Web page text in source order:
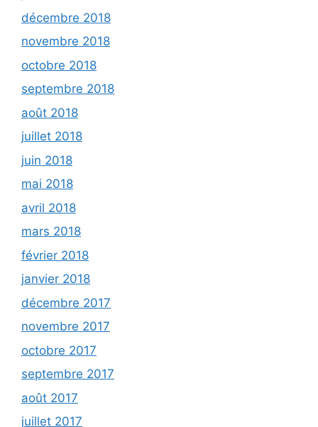
décembre 2018
novembre 2018
octobre 2018
septembre 2018
août 2018
juillet 2018
juin 2018
mai 2018
avril 2018
mars 2018
février 2018
janvier 2018
décembre 2017
novembre 2017
octobre 2017
septembre 2017
août 2017
juillet 2017